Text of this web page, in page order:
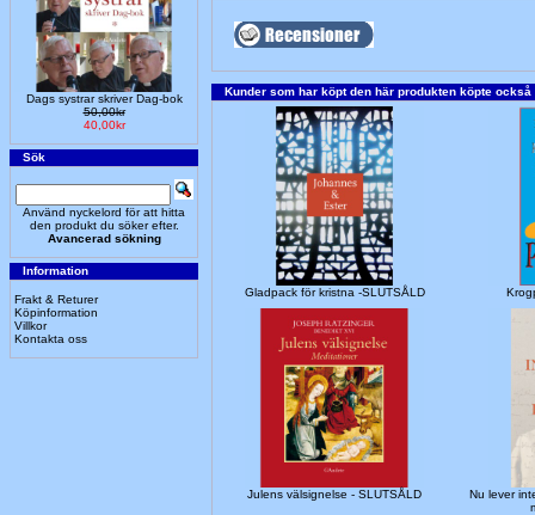
Dags systrar skriver Dag-bok
50,00kr
40,00kr
Sök
Använd nyckelord för att hitta
den produkt du söker efter.
Avancerad sökning
Information
Frakt & Returer
Köpinformation
Villkor
Kontakta oss
Kunder som har köpt den här produkten köpte också
Gladpack för kristna -SLUTSÅLD
Julens välsignelse - SLUTSÅLD
Nu lever